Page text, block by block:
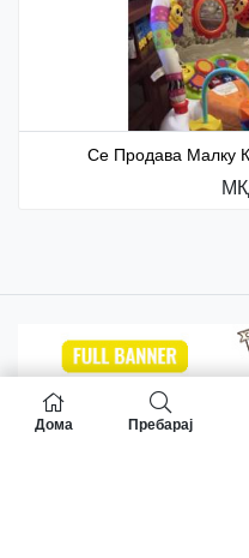
Се Продава Малку
Дома Пребарај